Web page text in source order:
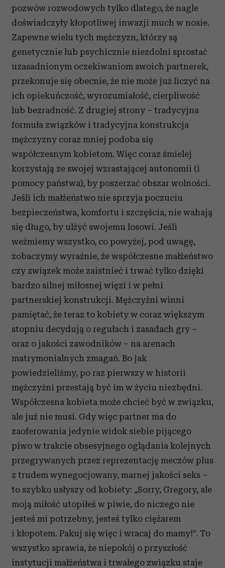
pozwów rozwodowych tylko dlatego, że nagle
doświadczyły kłopotliwej inwazji much w nosie.
Zapewne wielu tych mężczyzn, którzy są
genetycznie lub psychicznie niezdolni sprostać
uzasadnionym oczekiwaniom swoich partnerek,
przekonuje się obecnie, że nie może już liczyć na
ich opiekuńczość, wyrozumiałość, cierpliwość
lub bezradność. Z drugiej strony – tradycyjna
formuła związków i tradycyjna konstrukcja
mężczyzny coraz mniej podoba się
współczesnym kobietom. Więc coraz śmielej
korzystają ze swojej wzrastającej autonomii (i
pomocy państwa), by poszerzać obszar wolności.
Jeśli ich małżeństwo nie sprzyja poczuciu
bezpieczeństwa, komfortu i szczęścia, nie wahają
się długo, by ulżyć swojemu losowi. Jeśli
weźmiemy wszystko, co powyżej, pod uwagę,
zobaczymy wyraźnie, że współczesne małżeństwo
czy związek może zaistnieć i trwać tylko dzięki
bardzo silnej miłosnej więzi i w pełni
partnerskiej konstrukcji. Mężczyźni winni
pamiętać, że teraz to kobiety w coraz większym
stopniu decydują o regułach i zasadach gry –
oraz o jakości zawodników – na arenach
matrymonialnych zmagań. Bo jak
powiedzieliśmy, po raz pierwszy w historii
mężczyźni przestają być im w życiu niezbędni.
Współczesna kobieta może chcieć być w związku,
ale już nie musi. Gdy więc partner ma do
zaoferowania jedynie widok siebie pijącego
piwo w trakcie obsesyjnego oglądania kolejnych
przegrywanych przez reprezentację meczów plus
z trudem wynegocjowany, marnej jakości seks –
to szybko usłyszy od kobiety: „Sorry, Gregory, ale
moją miłość utopiłeś w piwie, do niczego nie
jesteś mi potrzebny, jesteś tylko ciężarem
i kłopotem. Pakuj się więc i wracaj do mamy!”. To
wszystko sprawia, że niepokój o przyszłość
instytucji małżeństwa i trwałego związku staje